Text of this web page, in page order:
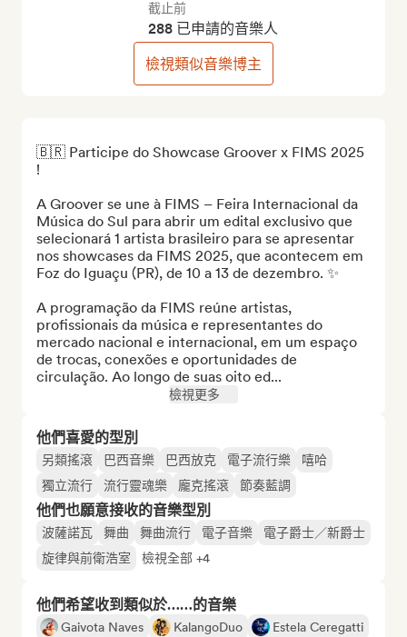
🇧🇷 Participe do Showcase Groover x FIMS 2025
!
A Groover se une à FIMS – Feira Internacional da
Música do Sul para abrir um edital exclusivo que
selecionará 1 artista brasileiro para se apresentar
nos showcases da FIMS 2025, que acontecem em
Foz do Iguaçu (PR), de 10 a 13 de dezembro. ✨
A programação da FIMS reúne artistas,
profissionais da música e representantes do
mercado nacional e internacional, em um espaço
de trocas, conexões e oportunidades de
circulação. Ao longo de suas oito ed...
檢視更多
他們喜愛的型別
另類搖滾 巴西音樂 巴西放克 電子流行樂
嘻哈
獨立流行
流行靈魂樂 龐克搖滾 節奏藍調
他們也願意接收的音樂型別
波薩諾瓦 舞曲 舞曲流行 電子音樂
電子爵士／新爵士
旋律與前衛浩室
檢視全部 +4
他們希望收到類似於……的音樂
Gaivota Naves KalangoDuo Estela Ceregatti
截止前
288 已申請的音樂人
檢視類似音樂博主